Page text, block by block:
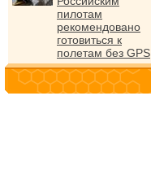
пилотам
рекомендовано
готовиться к
полетам без GPS